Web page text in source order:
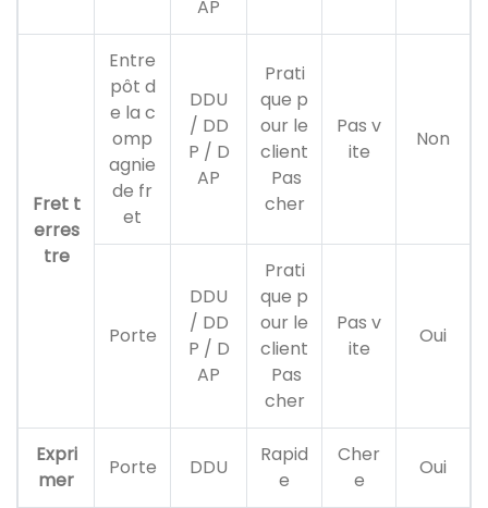
AP
Fret t
erres
tre
Entre
pôt d
e la c
omp
agnie
de fr
et
DDU
/ DD
P / D
AP
Prati
que p
our le
client
Pas
cher
Pas v
ite
Non
Porte
DDU
/ DD
P / D
AP
Prati
que p
our le
client
Pas
cher
Pas v
ite
Oui
Expri
mer
Porte DDU
Rapid
e
Cher
e
Oui